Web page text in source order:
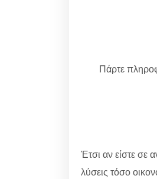
Πάρτε
Έτσι αν είστε σε
λύσεις τόσο